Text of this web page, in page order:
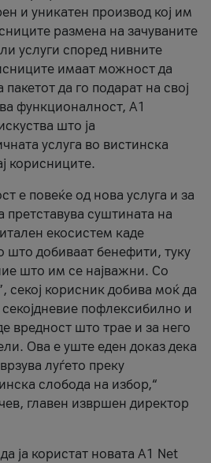
и уникатен производ кој им
размена на зачуваните
услуги според нивните
имаат можност да
пакетот да го подарат на свој
функционалност, А1
што ја
услуга во вистинска
корисниците.
е повеќе од нова услуга и за
претставува суштината на
екосистем каде
што добиваат бенефити, туку
што им се најважни. Со
секој корисник добива моќ да
пофлексибилно и
вредност што трае и за него
Ова е уште еден доказ дека
луѓето преку
слобода на избор,“
главен извршен директор
ја користат новата А1 Net